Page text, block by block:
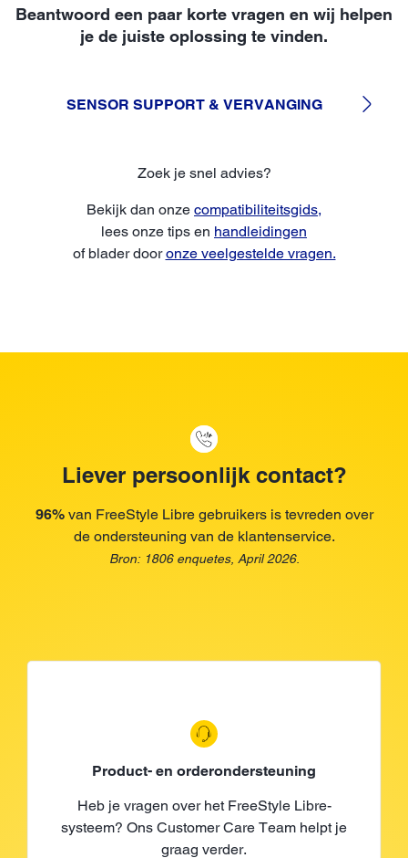
Beantwoord een paar korte vragen en wij helpen
je de juiste oplossing te vinden.
SENSOR SUPPORT & VERVANGING
Zoek je snel advies?
Bekijk dan onze compatibiliteitsgids,
lees onze tips en handleidingen
of blader dooronze veelgestelde vragen.
Liever persoonlijk contact?
96%van FreeStyle Libre gebruikers is tevreden over
de ondersteuning van de klantenservice.
Bron: 1806 enquetes, April 2026.
Product- en orderondersteuning
Heb je vragen over het FreeStyle Libre-
systeem? Ons Customer Care Team helpt je
graag verder.